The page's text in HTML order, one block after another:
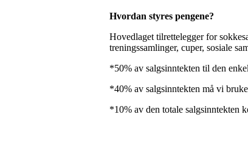
Hvordan styres pengene?
Hovedlaget tilrettelegger for
treningssamlinger, cuper, sosiale
*50% av salgsinntekten til den
*40% av salgsinntekten må vi
*10% av den totale salgsinntekten